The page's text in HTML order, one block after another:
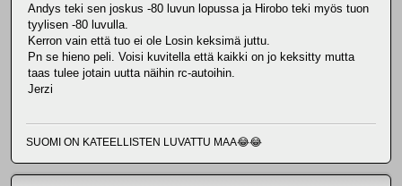
Andys teki sen joskus -80 luvun lopussa ja Hirobo teki myös tuon
tyylisen -80 luvulla.
Kerron vain että tuo ei ole Losin keksimä juttu.
Pn se hieno peli. Voisi kuvitella että kaikki on jo keksitty mutta
taas tulee jotain uutta näihin rc-autoihin.
Jerzi
SUOMI ON KATEELLISTEN LUVATTU MAA😂😂